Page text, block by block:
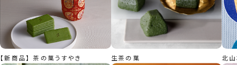
【新商品】 茶の菓うすやき 生茶の菓 北山